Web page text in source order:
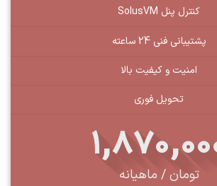
کنترل پنل SolusVM
پشتیبانی فنی 24 ساعته
امنیت و کیفیت بالا
تحویل فوری
تومان / ماهیانه